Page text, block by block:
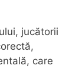
jucătorii
care